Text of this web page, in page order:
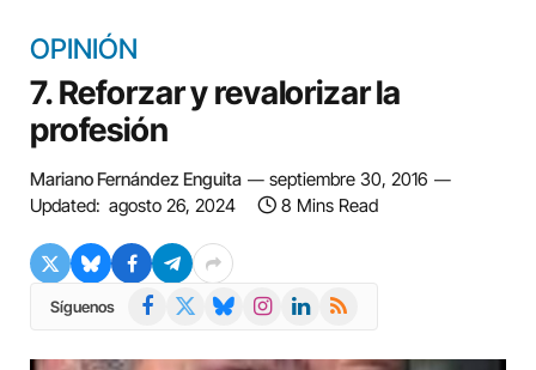
OPINIÓN
7. Reforzar y revalorizar la
profesión
Mariano Fernández Enguita
septiembre 30, 2016
Updated: agosto 26, 2024 8 Mins Read
Síguenos Facebook BlueskyInstagramLinkedIn
RSS